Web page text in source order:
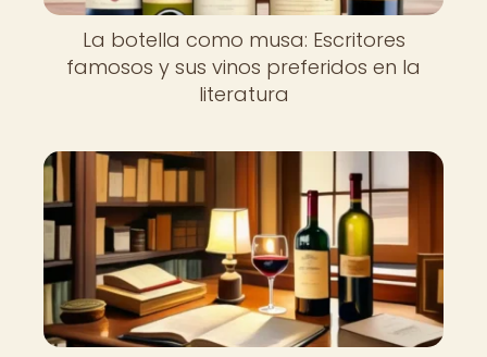
La botella como musa: Escritores
famosos y sus vinos preferidos en la
literatura